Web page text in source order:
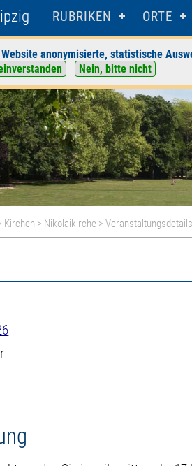
RUBRIKEN ORTE
anonymisierte, statistische
Nein, bitte nicht
Kirchen > Nikolaikirche > Veranstaltungsdetails